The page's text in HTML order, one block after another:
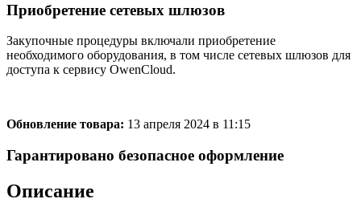
Приобретение сетевых шлюзов
Закупочные процедуры включали приобретение
необходимого оборудования, в том числе сетевых шлюзов для
доступа к сервису OwenCloud.
Обновление товара: 13 апреля 2024 в 11:15
Гарантировано безопасное оформление
Описание